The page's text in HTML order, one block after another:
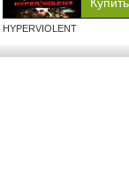
HYPERVIOLENT